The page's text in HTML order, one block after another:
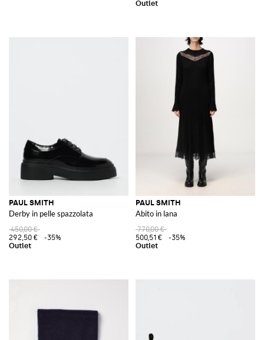
PAUL SMITH
Derby in pelle spazzolata
450,00 €
292,50 €
-35%
PAUL SMITH
Abito in lana
770,00 €
500,51 €
-35%